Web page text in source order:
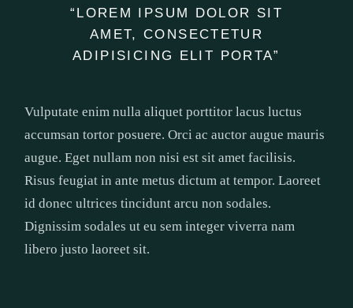
“LOREM IPSUM DOLOR SIT
AMET, CONSECTETUR
ADIPISICING ELIT PORTA”
Vulputate enim nulla aliquet porttitor lacus luctus
accumsan tortor posuere. Orci ac auctor augue mauris
augue. Eget nullam non nisi est sit amet facilisis.
Risus feugiat in ante metus dictum at tempor. Laoreet
id donec ultrices tincidunt arcu non sodales.
Dignissim sodales ut eu sem integer viverra nam
libero justo laoreet sit.